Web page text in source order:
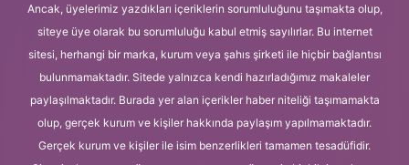
Ancak, üyelerimiz yazdıkları içeriklerin sorumluluğunu taşımakta olup,
siteye üye olarak bu sorumluluğu kabul etmiş sayılırlar. Bu internet
sitesi, herhangi bir marka, kurum veya şahıs şirketi ile hiçbir bağlantısı
bulunmamaktadır. Sitede yalnızca kendi hazırladığımız makaleler
paylaşılmaktadır. Burada yer alan içerikler haber niteliği taşımamakta
olup, gerçek kurum ve kişiler hakkında paylaşım yapılmamaktadır.
Gerçek kurum ve kişiler ile isim benzerlikleri tamamen tesadüfidir.